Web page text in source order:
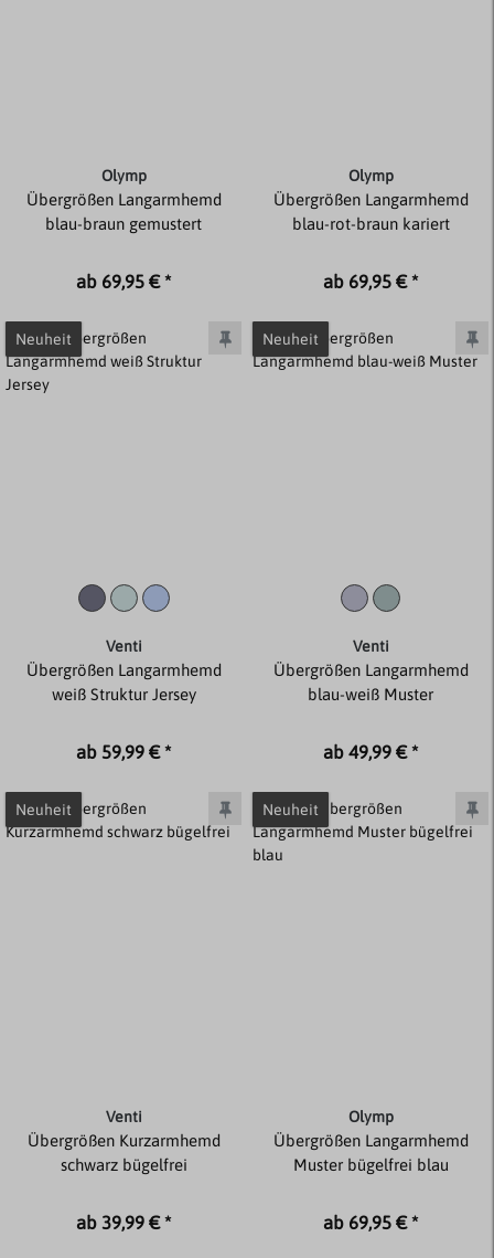
Olymp
Übergrößen Langarmhemd
blau-braun gemustert
ab 69,95 € *
Olymp
Übergrößen Langarmhemd
blau-rot-braun kariert
ab 69,95 € *
Neuheit
Venti
Übergrößen Langarmhemd
weiß Struktur Jersey
ab 59,99 € *
Neuheit
Venti
Übergrößen Langarmhemd
blau-weiß Muster
ab 49,99 € *
Neuheit
Venti
Übergrößen Kurzarmhemd
schwarz bügelfrei
ab 39,99 € *
Neuheit
Olymp
Übergrößen Langarmhemd
Muster bügelfrei blau
ab 69,95 € *